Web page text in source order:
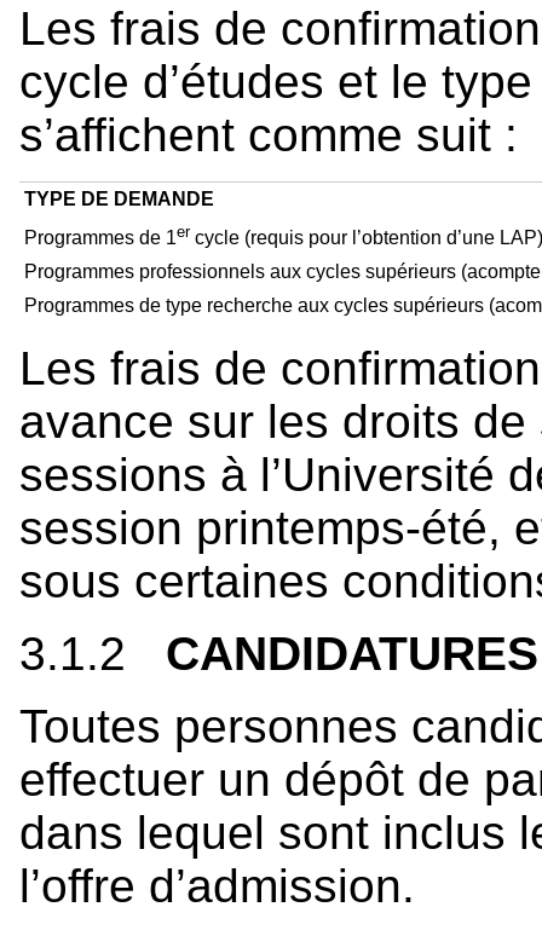
Les frais de
cycle d’études et le
s’affichent comme suit :
TYPE DE DEMANDE
Programmes de 1er cycle (requis pour l’obtention d’une LAP)
Programmes professionnels aux cycles supérieurs
Programmes de type recherche aux cycles supérieurs
Les frais de
avance sur les droits
sessions à l’Université
session printemps-été,
sous certaines
3.1.2
Toutes personnes
effectuer un dépôt de
dans lequel sont inclus
l’offre d’admission.